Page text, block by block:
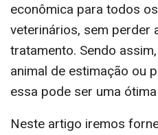
econômica para todos
veterinários, sem perder
tratamento. Sendo
animal de estimação ou
essa pode ser uma
Neste artigo iremos